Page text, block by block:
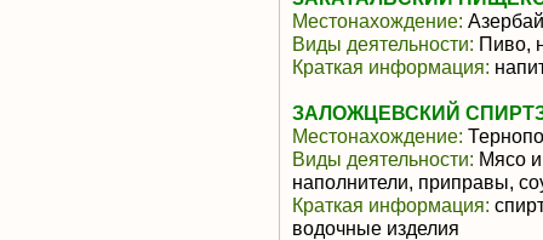
Местонахождение:
Виды деятельности: Пиво,
Краткая информация:
ЗАЛОЖЦЕВСКИЙ
Местонахождение:
Виды деятельности: Мясо
наполнители, приправы,
Краткая информация:
водочные изделия